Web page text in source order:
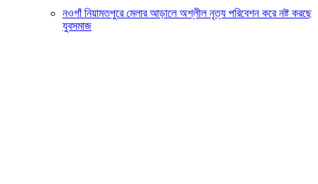
নওগাঁ নিয়ামতপুরে মেলার আড়ালে অশ্লীল নৃত্য পরিবেশন করে নষ্ট করছে
যুবসমাজ